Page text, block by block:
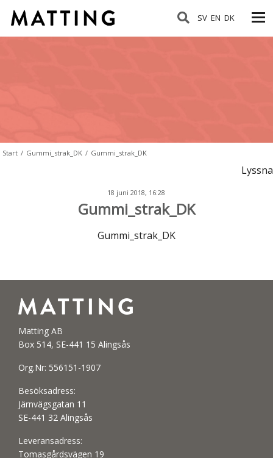
SV EN DK
Start / Gummi_strak_DK / Gummi_strak_DK
Lyssna
18 juni 2018, 16:28
Gummi_strak_DK
Gummi_strak_DK
Matting AB
Box 514, SE-441 15 Alingsås
Org.Nr: 556151-1907
Besöksadress:
Järnvägsgatan 11
SE-441 32 Alingsås
Leveransadress:
Tomasgårdsvägen 19